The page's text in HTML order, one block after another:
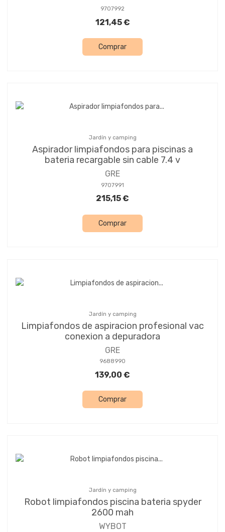
9707992
121,45 €
Comprar
Jardín y camping
Aspirador limpiafondos para piscinas a
bateria recargable sin cable 7.4 v
GRE
9707991
215,15 €
Comprar
Jardín y camping
Limpiafondos de aspiracion profesional vac
conexion a depuradora
GRE
9688990
139,00 €
Comprar
Jardín y camping
Robot limpiafondos piscina bateria spyder
2600 mah
WYBOT